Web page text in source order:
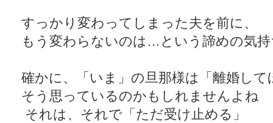
すっかり変わってしまった夫を前に、
もう変わらないのは…という諦めの気
確かに、「いま」の旦那様は「離婚して
そう思っているのかもしれませんよね
それは、それで「ただ受け止める」